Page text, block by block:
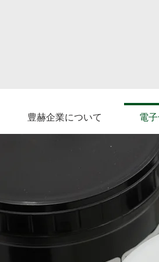
豊赫企業について 電